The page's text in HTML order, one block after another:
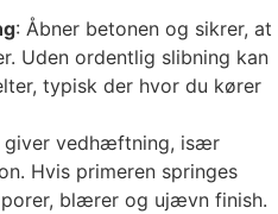
: Åbner betonen og sikrer, at
Uden ordentlig slibning kan
typisk der hvor du kører
giver vedhæftning, især
Hvis primeren springes
blærer og ujævn finish.